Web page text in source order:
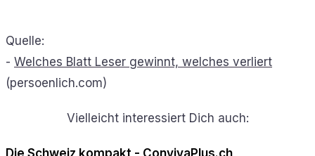
Quelle:
- Welches Blatt Leser gewinnt, welches verliert
(persoenlich.com)
Vielleicht interessiert Dich auch:
Die Schweiz kompakt - ConvivaPlus.ch